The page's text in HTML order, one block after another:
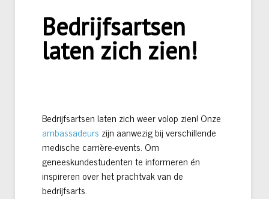
Bedrijfsartsen
laten zich zien!
Bedrijfsartsen laten zich weer volop zien! Onze
ambassadeurs zijn aanwezig bij verschillende
medische carrière-events. Om
geneeskundestudenten te informeren én
inspireren over het prachtvak van de
bedrijfsarts.